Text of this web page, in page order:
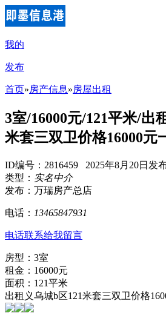
我的
发布
首页»房产信息»房屋出租
3室/16000元/121平米/出
米套三双卫价格16000元
ID编号：2816459 2025年8月20日发
类型： 实名中介
发布：万瑞房产总店
电话： 13465847931
电话联系给我留言
房型：3室
租金：16000元
面积：121平米
出租义乌城b区121米套三双卫价格